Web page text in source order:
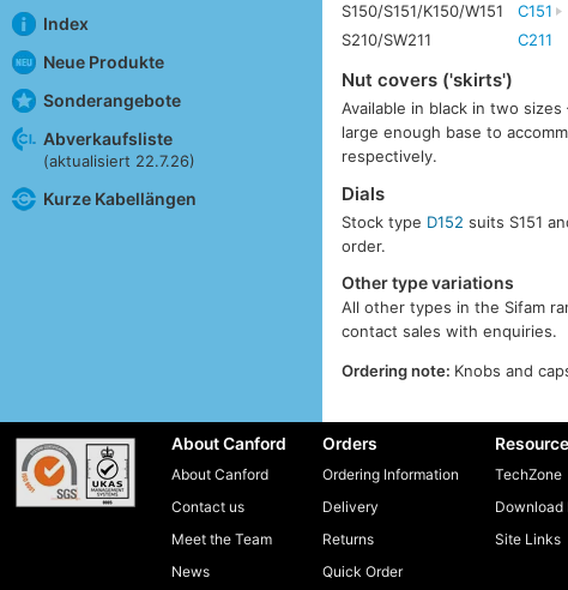
Index
Neue Produkte
Sonderangebote
Abverkaufsliste
(aktualisiert 22.7.26)
Kurze Kabellängen
S150/S151/K150/W151
C151
S210/SW211
C211
Nut covers ('skirts')
Available in black in two sizes
large enough base to
respectively.
Dials
Stock type D152 suits S151
order.
Other type variations
All other types in the Sifam
contact sales with enquiries.
Ordering note: Knobs and
About Canford
About Canford
Contact us
Meet the Team
News
Orders
Ordering Information
Delivery
Returns
Quick Order
TechZone
Download
Site Links